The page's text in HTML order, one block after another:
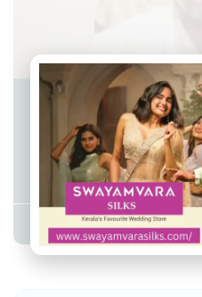
ശേഷം
പിടിയില്‍
Admin YS May 7, 2024